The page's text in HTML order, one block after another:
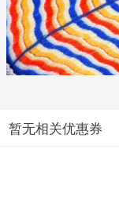
暂无相关优惠券